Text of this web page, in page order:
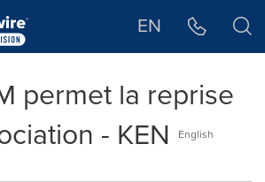
EN
permet la reprise
- KEN
English